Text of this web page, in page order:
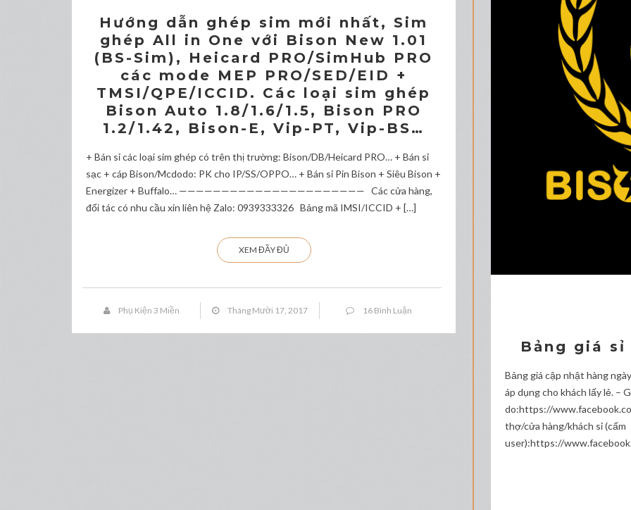
Hướng dẫn ghép sim mới nhất, Sim
ghép All in One với Bison New 1.01
(BS-Sim), Heicard PRO/SimHub PRO
các mode MEP PRO/SED/EID +
TMSI/QPE/ICCID. Các loại sim ghép
Bison Auto 1.8/1.6/1.5, Bison PRO
1.2/1.42, Bison-E, Vip-PT, Vip-BS…
+ Bán sỉ các loại sim ghép có trên thị trường: Bison/DB/Heicard PRO… + Bán sỉ
sạc + cáp Bison/Mcdodo: PK cho IP/SS/OPPO… + Bán sỉ Pin Bison + Siêu Bison +
Energizer + Buffalo… —————————————————————— Các cửa hàng,
đối tác có nhu cầu xin liên hệ Zalo: 0939333326 Bảng mã IMSI/ICCID + […]
XEM ĐẦY ĐỦ
Phụ Kiện 3 Miền Tháng Mười 17, 2017 16 Bình Luận
Bảng giá
Bảng giá cập nhật hàng
áp dụng cho khách lấy lẻ. –
do:https://
thợ/cửa hàng/khách sỉ (cấm
user):https://